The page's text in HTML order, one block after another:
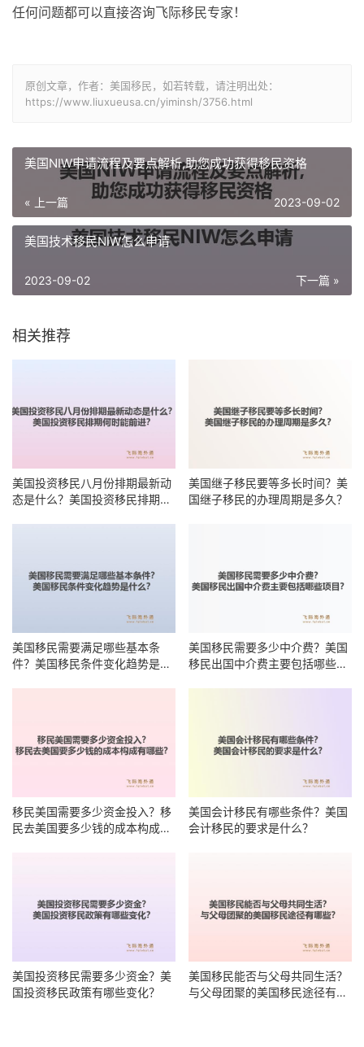
任何问题都可以直接咨询飞际移民专家！
原创文章，作者：美国移民，如若转载，请注明出处：
https://www.liuxueusa.cn/yiminsh/3756.html
美国NIW申请流程及要点解析,助您成功获得移民资格
« 上一篇 2023-09-02
美国技术移民NIW怎么申请
下一篇 »
2023-09-02
相关推荐
美国投资移民八月份排期最新动
态是什么？美国投资移民排期何
美国继子移民要等多长时间？美
国继子移民的办理周期是多久？
美国移民需要满足哪些基本条
件？美国移民条件变化趋势是什
美国移民需要多少中介费？美国
移民出国中介费主要包括哪些项
移民美国需要多少资金投入？移
民去美国要多少钱的成本构成有
美国会计移民有哪些条件？美国
会计移民的要求是什么？
美国投资移民需要多少资金？美
国投资移民政策有哪些变化？
美国移民能否与父母共同生活？
与父母团聚的美国移民途径有哪